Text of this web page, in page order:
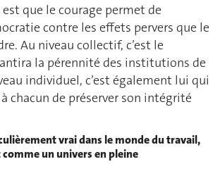
que le courage permet de
contre les effets pervers que le
Au niveau collectif, c’est le
la pérennité des institutions de
individuel, c’est également lui qui
chacun de préserver son intégrité
vrai dans le monde du travail,
un univers en pleine